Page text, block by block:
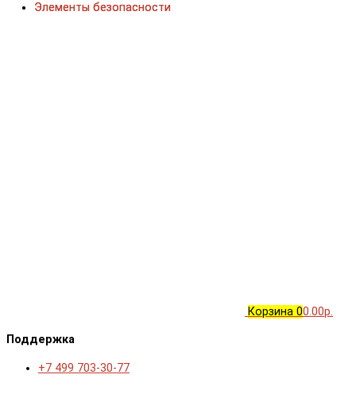
Корзина 00.00р.
Поддержка
+7 499 703-30-77
Элементы безопасности
Элементы безопасности